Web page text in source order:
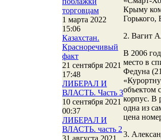
торговцам
1 марта 2022
15:06
Казахстан.
Красноречивый
факт
21 сентября 2021
17:48
ЛИБЕРАЛ И
ВЛАСТЬ. Часть 3
10 сентября 2021
00:37
ЛИБЕРАЛ И
ВЛАСТЬ. часть 2
31 августа 2021
Крыму
Горького,
2. Вагит
В 2006
место в
Федуна
объектом
корпус. В
одна из
цена
3.